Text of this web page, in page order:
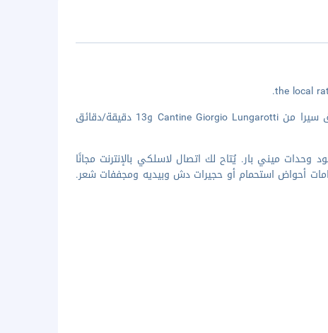
لدى الإقامة في بيروسيا هوتل في بيروجيا، ستكون على بُعد 2 دقيقة/دقائق سيرا من Cantine Giorgio Lungarotti و13 دقيقة/دقائق
من 129 غرفة مكيفة تتميز بوجود وحدات ميني بار. يُتاح لك اتصال لاسلكي بالإنترنت مجانًا
أحواض استحمام أو حجيرات دش وبيديه ومجففات شعر.